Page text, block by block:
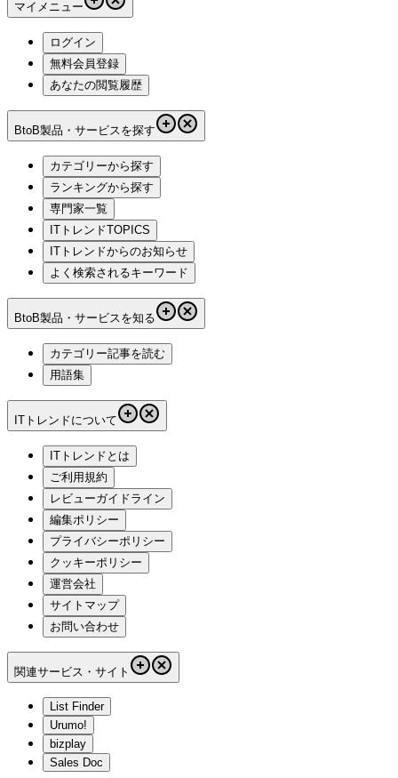
マイメニュー
ログイン
無料会員登録
あなたの閲覧履歴
BtoB製品・サービスを探す
カテゴリーから探す
ランキングから探す
専門家一覧
ITトレンドTOPICS
ITトレンドからのお知らせ
よく検索されるキーワード
BtoB製品・サービスを知る
カテゴリー記事を読む
用語集
ITトレンドについて
ITトレンドとは
ご利用規約
レビューガイドライン
編集ポリシー
プライバシーポリシー
クッキーポリシー
運営会社
サイトマップ
お問い合わせ
関連サービス・サイト
List Finder
Urumo!
bizplay
Sales Doc